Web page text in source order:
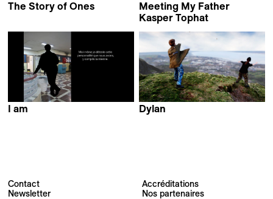
The Story of Ones
Meeting My Father
Kasper Tophat
I am
Dylan
Contact
Newsletter
Accréditations
Nos partenaires